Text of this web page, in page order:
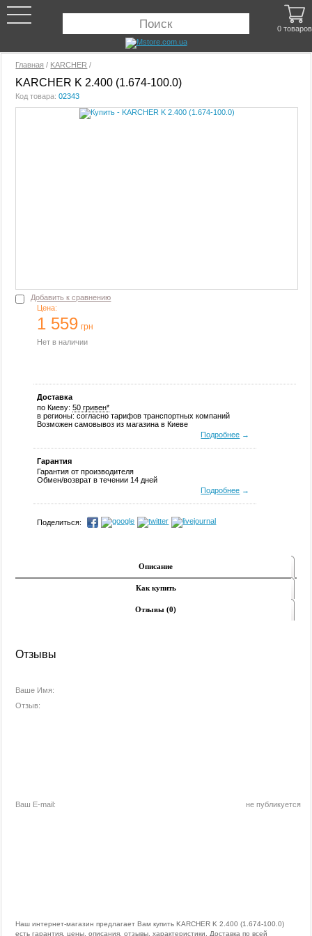
Главная / KARCHER /
KARCHER K 2.400 (1.674-100.0)
Код товара:02343
Добавить к сравнению
Цена:
1 559 грн
Нет в наличии
Доставка
по Киеву:50 гривен*
в регионы: согласно тарифов транспортных компаний
Возможен самовывоз из магазина в Киеве
Подробнее →
Гарантия
Гарантия от производителя
Обмен/возврат в течении 14 дней
Подробнее →
Поделиться:
Описание
Как купить
Отзывы (0)
Отзывы
Ваше Имя:
Отзыв:
не публикуется
Ваш E-mail:
Наш интернет-магазин предлагает Вам купить KARCHER K 2.400 (1.674-100.0)
есть гарантия, цены, описания, отзывы, характеристики. Доставка по всей
0 товаров